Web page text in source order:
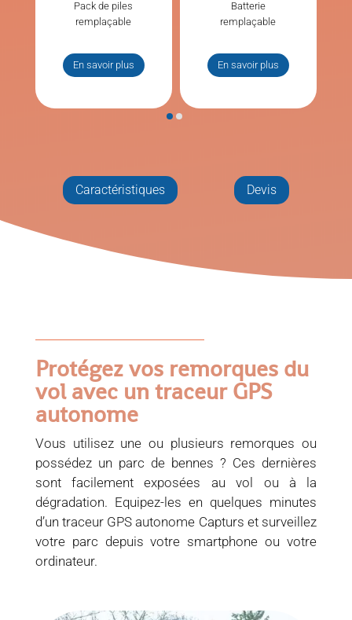
Pack de piles
remplaçable
En savoir plus
Batterie
remplaçable
En savoir plus
Caractéristiques Devis
Protégez vos remorques du
vol avec un traceur GPS
autonome
Vous utilisez une ou plusieurs remorques ou
possédez un parc de bennes ? Ces dernières
sont facilement exposées au vol ou à la
dégradation. Equipez-les en quelques minutes
d’un traceur GPS autonome Capturs et surveillez
votre parc depuis votre smartphone ou votre
ordinateur.